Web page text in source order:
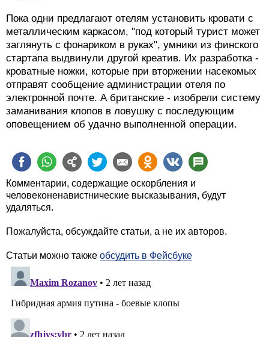
Пока одни предлагают отелям установить кровати с
металлическим каркасом, "под который турист может
заглянуть с фонариком в руках", умники из финского
стартапа выдвинули другой креатив. Их разработка -
кроватные ножки, которые при вторжении насекомых
отправят сообщение администрации отеля по
электронной почте. А британские - изобрели систему
заманивания клопов в ловушку с последующим
оповещением об удачно выполненной операции.
Комментарии, содержащие оскорбления и
человеконенавистнические высказывания, будут
удаляться.
Пожалуйста, обсуждайте статьи, а не их авторов.
Статьи можно также обсудить в Фейсбуке